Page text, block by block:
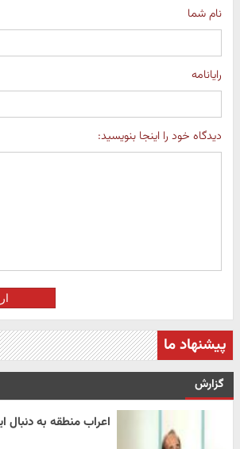
نام شما
رایانامه
دیدگاه خود را اینجا بنویسید:
پیشنهاد ما
گزارش
اعراب منطقه به دنبال